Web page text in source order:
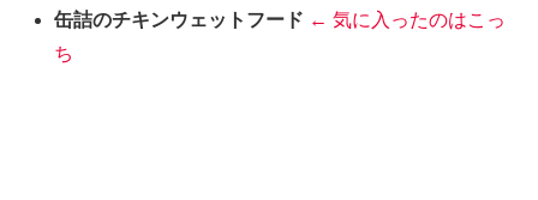
缶詰のチキンウェットフード ← 気に入ったのはこっ
ち